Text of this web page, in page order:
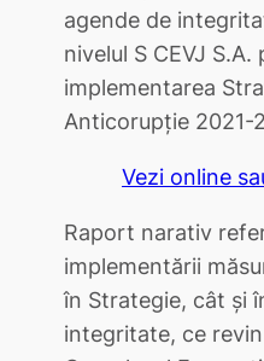
agende de
nivelul S CEVJ S.A.
implementarea
Anticorupţie 2021-
Vezi online
Raport narativ
implementării
în Strategie, cât și
integritate, ce